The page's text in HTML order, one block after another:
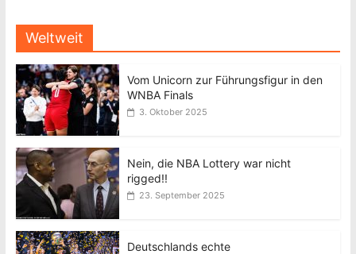
Weltweit
Vom Unicorn zur Führungsfigur in den
WNBA Finals
3. Oktober 2025
Nein, die NBA Lottery war nicht
rigged!!
23. September 2025
Deutschlands echte